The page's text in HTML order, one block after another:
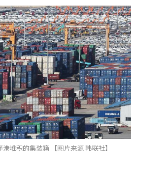
堆积的集装箱 【图片来源 韩联社】